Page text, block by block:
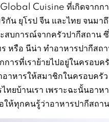
Cuisine ที่เกิดจากก
กัน ยุโรป จีน และไทย จนม
สบการณ์จากครัวปากีสถาน
หรือ นีน่า ทำอาหารปากีส
ารที่เราย้ายไปอยู่ในครอบ
ำอาหารให้สมาชิกในครอบ
บ้านเรา เพราะฉะนั้นอาหา
ห้ทุกคนรู้ว่าอาหารปากีสถา